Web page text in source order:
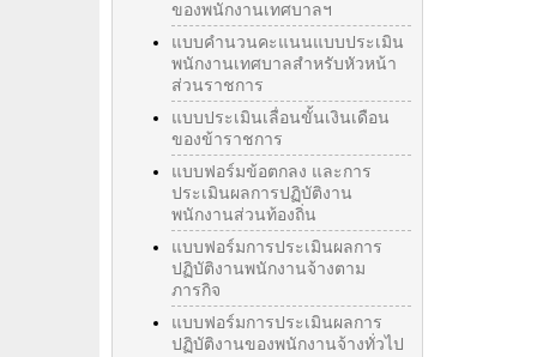
ของพนักงานเทศบาลฯ
แบบคำนวนคะแนนแบบประเมิน
พนักงานเทศบาลสำหรับหัวหน้า
ส่วนราชการ
แบบประเมินเลื่อนขั้นเงินเดือน
ของข้าราชการ
แบบฟอร์มข้อตกลง และการ
ประเมินผลการปฏิบัติงาน
พนักงานส่วนท้องถิ่น
แบบฟอร์มการประเมินผลการ
ปฏิบัติงานพนักงานจ้างตาม
ภารกิจ
แบบฟอร์มการประเมินผลการ
ปฏิบัติงานของพนักงานจ้างทั่วไป